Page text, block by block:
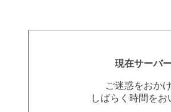
現在サーバ
ご迷惑をおか
しばらく時間を